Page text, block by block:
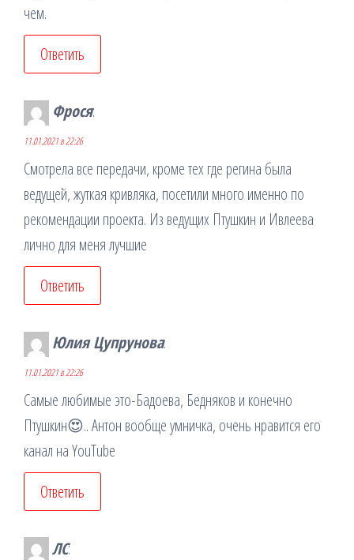
чем.
Ответить
Фрося:
11.01.2021 в 22:26
Смотрела все передачи, кроме тех где регина была
ведущей, жуткая кривляка, посетили много именно по
рекомендации проекта. Из ведущих Птушкин и Ивлеева
лично для меня лучшие
Ответить
Юлия Цупрунова:
11.01.2021 в 22:26
Самые любимые это-Бадоева, Бедняков и конечно
Птушкин😍.. Антон вообще умничка, очень нравится его
канал на YouTube
Ответить
ЛС: